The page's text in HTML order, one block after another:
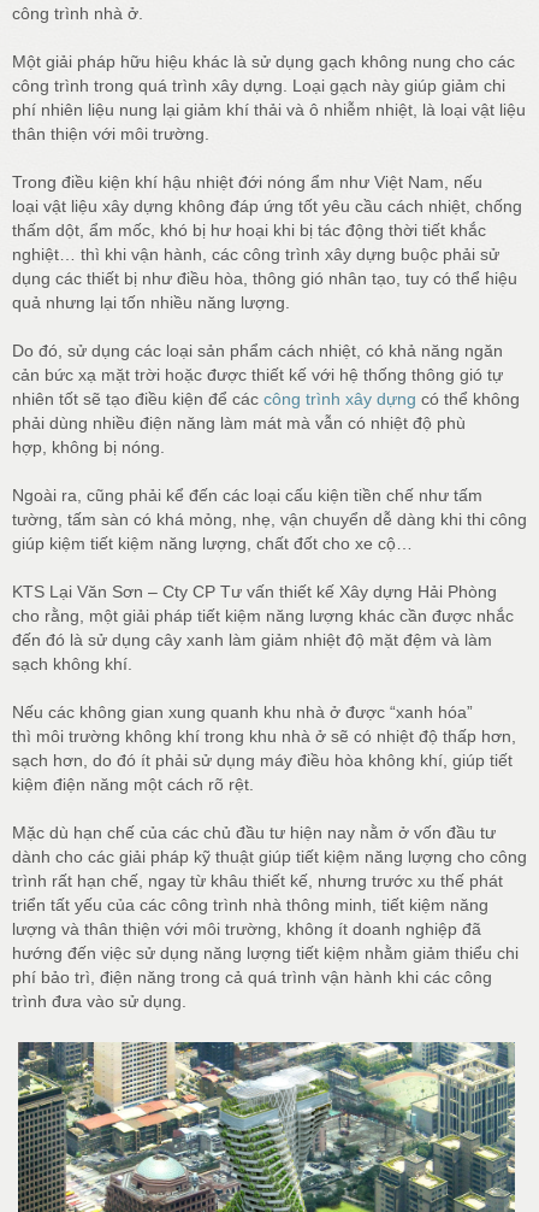
công trình nhà ở.
Một giải pháp hữu hiệu khác là sử dụng gạch không nung cho các
công trình trong quá trình xây dựng. Loại gạch này giúp giảm chi
phí nhiên liệu nung lại giảm khí thải và ô nhiễm nhiệt, là loại vật liệu
thân thiện với môi trường.
Trong điều kiện khí hậu nhiệt đới nóng ẩm như Việt Nam, nếu
loại vật liệu xây dựng không đáp ứng tốt yêu cầu cách nhiệt, chống
thấm dột, ẩm mốc, khó bị hư hoại khi bị tác động thời tiết khắc
nghiệt… thì khi vận hành, các công trình xây dựng buộc phải sử
dụng các thiết bị như điều hòa, thông gió nhân tạo, tuy có thể hiệu
quả nhưng lại tốn nhiều năng lượng.
Do đó, sử dụng các loại sản phẩm cách nhiệt, có khả năng ngăn
cản bức xạ mặt trời hoặc được thiết kế với hệ thống thông gió tự
nhiên tốt sẽ tạo điều kiện để các công trình xây dựng có thể không
phải dùng nhiều điện năng làm mát mà vẫn có nhiệt độ phù
hợp, không bị nóng.
Ngoài ra, cũng phải kể đến các loại cấu kiện tiền chế như tấm
tường, tấm sàn có khá mỏng, nhẹ, vận chuyển dễ dàng khi thi công
giúp kiệm tiết kiệm năng lượng, chất đốt cho xe cộ…
KTS Lại Văn Sơn – Cty CP Tư vấn thiết kế Xây dựng Hải Phòng
cho rằng, một giải pháp tiết kiệm năng lượng khác cần được nhắc
đến đó là sử dụng cây xanh làm giảm nhiệt độ mặt đệm và làm
sạch không khí.
Nếu các không gian xung quanh khu nhà ở được “xanh hóa”
thì môi trường không khí trong khu nhà ở sẽ có nhiệt độ thấp hơn,
sạch hơn, do đó ít phải sử dụng máy điều hòa không khí, giúp tiết
kiệm điện năng một cách rõ rệt.
Mặc dù hạn chế của các chủ đầu tư hiện nay nằm ở vốn đầu tư
dành cho các giải pháp kỹ thuật giúp tiết kiệm năng lượng cho công
trình rất hạn chế, ngay từ khâu thiết kế, nhưng trước xu thế phát
triển tất yếu của các công trình nhà thông minh, tiết kiệm năng
lượng và thân thiện với môi trường, không ít doanh nghiệp đã
hướng đến việc sử dụng năng lượng tiết kiệm nhằm giảm thiểu chi
phí bảo trì, điện năng trong cả quá trình vận hành khi các công
trình đưa vào sử dụng.